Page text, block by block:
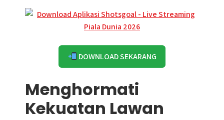
DOWNLOAD SEKARANG
Menghormati
Kekuatan Lawan